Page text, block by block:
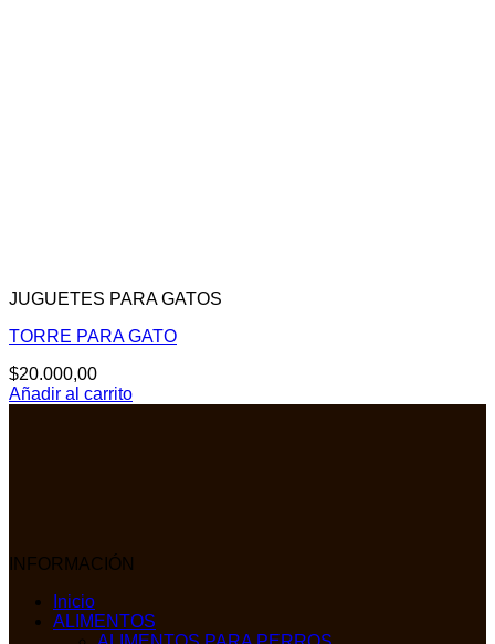
JUGUETES PARA GATOS
TORRE PARA GATO
$20.000,00
Añadir al carrito
INFORMACIÓN
Inicio
ALIMENTOS